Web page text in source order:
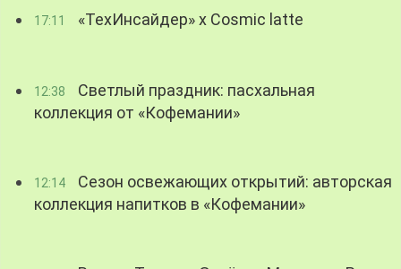
17:11 «ТехИнсайдер» х Cosmic latte
12:38
Светлый праздник: пасхальная
коллекция от «Кофемании»
12:14
Сезон освежающих открытий: авторская
коллекция напитков в «Кофемании»